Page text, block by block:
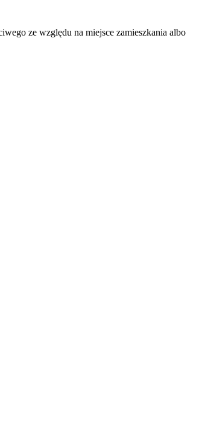
ze względu na miejsce zamieszkania albo